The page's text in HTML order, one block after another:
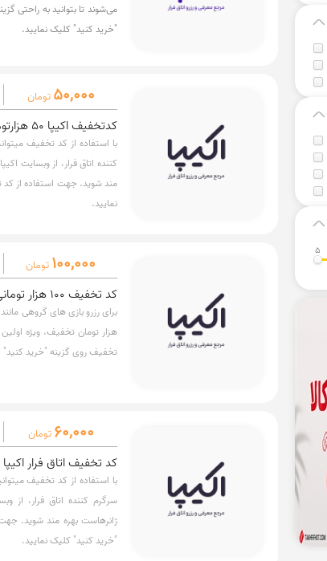
5
می‌شوند تا بتوانید به راحتی
"خرید کنید" کلیک نمایید.
کدتخفیف اکیپا 50 هزارتومانی اتاق فرار
کننده اتاق فرار، از وبسایت
مند شوید. جهت استفاده از
نمایید.
50,000 تومان
کد تخفیف 100 هزار تومانی اولین رزرو اتاق فرار
هزار تومان تخفیف، ویژه
تخفیف روی گزینه "خرید کنید"
100,000 تومان
کد تخفیف اتاق فرار اکیپا 60هزارتومانی ویژه عید نوروز
سرگرم کننده اتاق فرار، از
ژانرهاست بهره مند شوید.
"خرید کنید" کلیک نمایید.
60,000 تومان